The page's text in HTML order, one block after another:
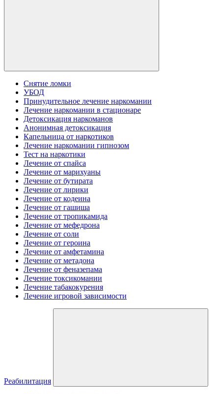
Снятие ломки
УБОД
Принудительное лечение наркомании
Лечение наркомании в стационаре
Детоксикация наркоманов
Анонимная детоксикация
Капельница от наркотиков
Лечение наркомании гипнозом
Тест на наркотики
Лечение от спайса
Лечение от марихуаны
Лечение от бутирата
Лечение от лирики
Лечение от кодеина
Лечение от гашиша
Лечение от тропикамида
Лечение от мефедрона
Лечение от соли
Лечение от героина
Лечение от амфетамина
Лечение от метадона
Лечение от феназепама
Лечение токсикомании
Лечение табакокурения
Лечение игровой зависимости
Реабилитация